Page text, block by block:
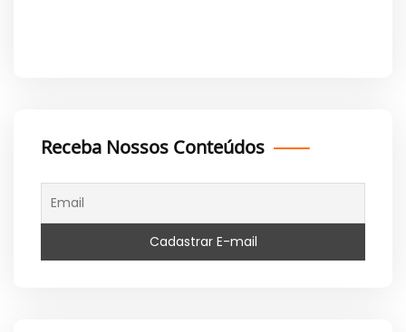
Receba Nossos Conteúdos